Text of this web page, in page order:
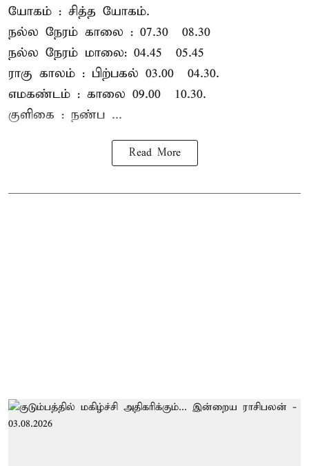
யோகம் : சித்த யோகம்.
நல்ல நேரம் காலை : 07.30 – 08.30
நல்ல நேரம் மாலை: 04.45 – 05.45
ராகு காலம் : பிற்பகல் 03.00 – 04.30.
எமகண்டம் : காலை 09.00 – 10.30.
குளிகை : நண்ப ...
Read More